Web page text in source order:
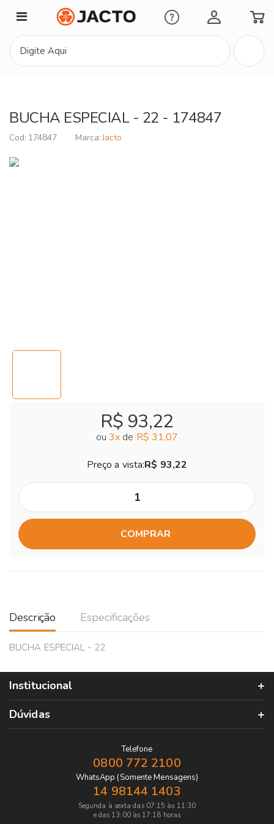
Minha Conta
BUCHA ESPECIAL - 22 - 174847
174847 Jacto
R$ 93,22
ou 3x de R$ 31,07
Preço a vista:R$ 93,22
COMPRAR
Descrição Especificações
BUCHA ESPECIAL - 22
Institucional
Dúvidas
Telefone
0800 772 2100
WhatsApp (Somente Mensagens)
14 98144 1403
Segunda à sexta das 07:15 às 11:30
e das 13:00 às 17:18 horas